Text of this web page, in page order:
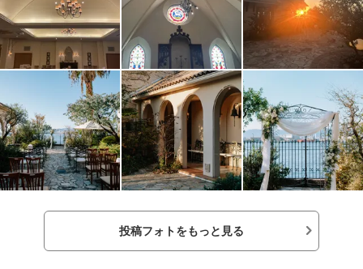
ャトルバスを手
スは困ることは
いで、波の音が
ンだと思い、夫婦
ーさんが適度に
任せることができ
で申し訳ないくら
く丁寧に説明して
す。おすすめポイ
ロケーションです
ークであたたか
たい私たちにはぴ
準備は大変でバ
投稿フォトをもっと見る